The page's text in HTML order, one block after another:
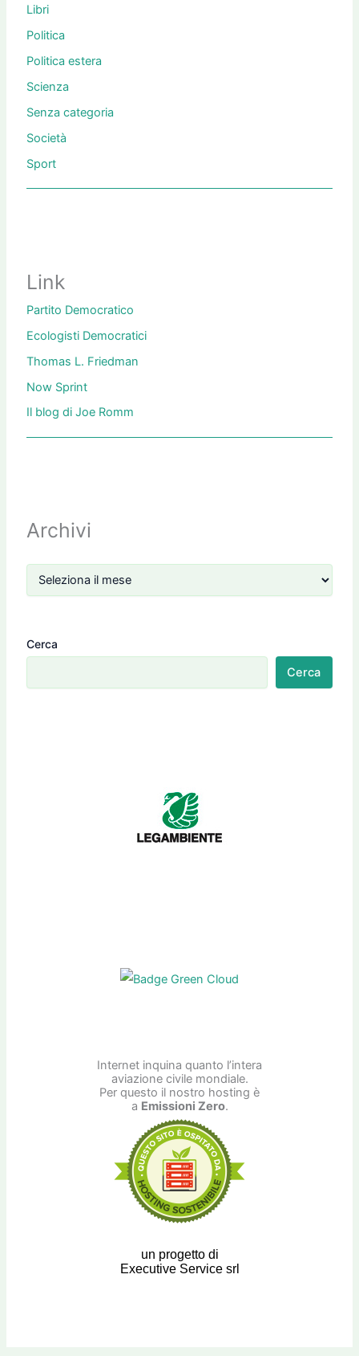
Libri
Politica
Politica estera
Scienza
Senza categoria
Società
Sport
Link
Partito Democratico
Ecologisti Democratici
Thomas L. Friedman
Now Sprint
Il blog di Joe Romm
Archivi
Cerca
Cerca
Internet inquina quanto l’intera
aviazione civile mondiale.
Per questo il nostro hosting è
a Emissioni Zero.
un progetto di
Executive Service srl